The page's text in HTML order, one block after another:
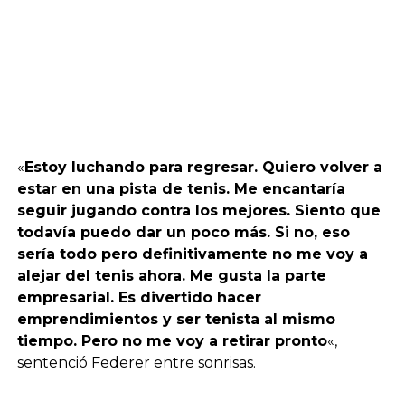
«Estoy luchando para regresar. Quiero volver a
estar en una pista de tenis. Me encantaría
seguir jugando contra los mejores. Siento que
todavía puedo dar un poco más. Si no, eso
sería todo pero definitivamente no me voy a
alejar del tenis ahora. Me gusta la parte
empresarial. Es divertido hacer
emprendimientos y ser tenista al mismo
tiempo. Pero no me voy a retirar pronto«,
sentenció Federer entre sonrisas.